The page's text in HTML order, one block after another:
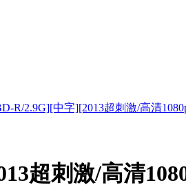
R/2.9G][中字][2013超刺激/高清
超刺激/高清